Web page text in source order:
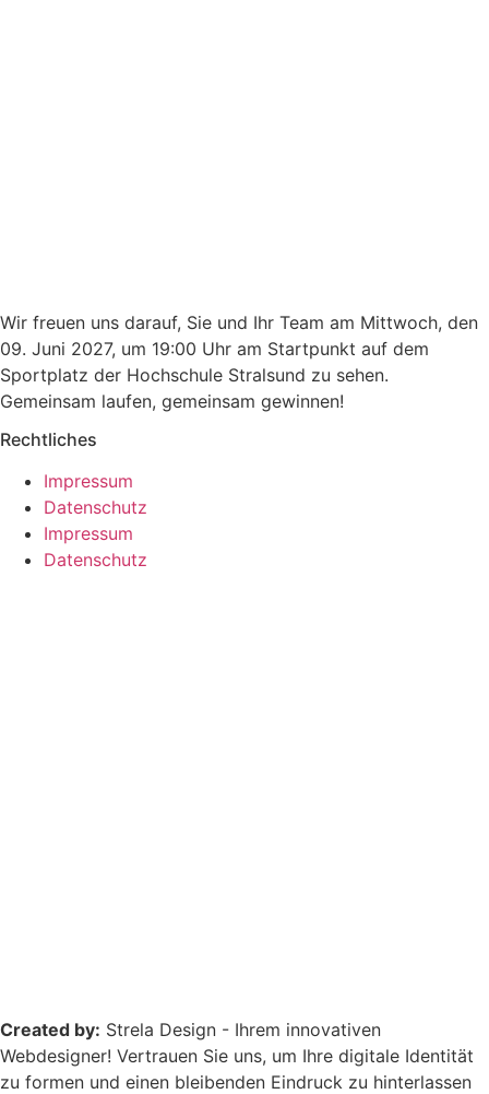
Wir freuen uns darauf, Sie und Ihr Team am Mittwoch, den
09. Juni 2027, um 19:00 Uhr am Startpunkt auf dem
Sportplatz der Hochschule Stralsund zu sehen.
Gemeinsam laufen, gemeinsam gewinnen!
Rechtliches
Impressum
Datenschutz
Impressum
Datenschutz
Created by: Strela Design - Ihrem innovativen
Webdesigner! Vertrauen Sie uns, um Ihre digitale Identität
zu formen und einen bleibenden Eindruck zu hinterlassen